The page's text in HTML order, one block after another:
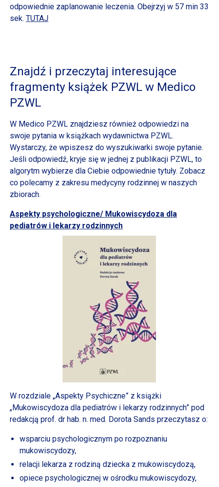
odpowiednie zaplanowanie leczenia. Obejrzyj w 57 min 33
sek. TUTAJ
Znajdź i przeczytaj interesujące
fragmenty książek PZWL w Medico
PZWL
W Medico PZWL znajdziesz również odpowiedzi na
swoje pytania w książkach wydawnictwa PZWL.
Wystarczy, że wpiszesz do wyszukiwarki swoje pytanie.
Jeśli odpowiedź, kryje się w jednej z publikacji PZWL, to
algorytm wybierze dla Ciebie odpowiednie tytuły. Zobacz
co polecamy z zakresu medycyny rodzinnej w naszych
zbiorach.
Aspekty psychologiczne/ Mukowiscydoza dla
pediatrów i lekarzy rodzinnych
W rozdziale „Aspekty Psychiczne” z książki
„Mukowiscydoza dla pediatrów i lekarzy rodzinnych” pod
redakcją prof. dr hab. n. med. Dorota Sands przeczytasz o:
wsparciu psychologicznym po rozpoznaniu
mukowiscydozy,
relacji lekarza z rodziną dziecka z mukowiscydozą,
opiece psychologicznej w ośrodku mukowiscydozy,